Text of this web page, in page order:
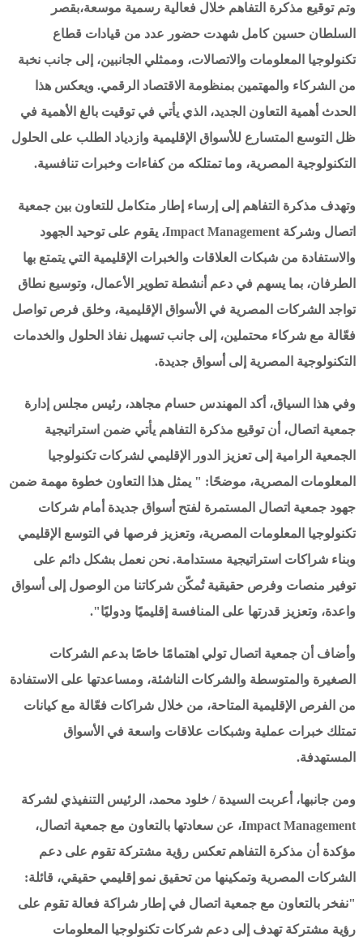
وتم توقيع مذكرة التفاهم خلال فعالية رسمية موسعة،بقصر
السلطان حسين كامل شهدت حضور عدد من قيادات قطاع
تكنولوجيا المعلومات والاتصالات، وممثلي الجانبين، إلى جانب نخبة
من الشركاء والمهتمين بمنظومة الاقتصاد الرقمي. ويعكس هذا
الحدث أهمية التعاون الجديد، الذي يأتي في توقيت بالغ الأهمية في
ظل التوسع المتسارع للأسواق الإقليمية وازدياد الطلب على الحلول
التكنولوجية المصرية، وما تمتلكه من كفاءات وخبرات تنافسية.
وتهدف مذكرة التفاهم إلى إرساء إطار متكامل للتعاون بين جمعية
اتصال وشركة Impact Management، يقوم على توحيد الجهود
والاستفادة من شبكات العلاقات والخبرات الإقليمية التي يتمتع بها
الطرفان، بما يسهم في دعم أنشطة تطوير الأعمال، وتوسيع نطاق
تواجد الشركات المصرية في الأسواق الإقليمية، وخلق فرص تواصل
فعّالة مع شركاء محتملين، إلى جانب تسهيل نفاذ الحلول والخدمات
التكنولوجية المصرية إلى أسواق جديدة.
وفي هذا السياق، أكد المهندس حسام مجاهد، رئيس مجلس إدارة
جمعية اتصال، أن توقيع مذكرة التفاهم يأتي ضمن استراتيجية
الجمعية الرامية إلى تعزيز الدور الإقليمي لشركات تكنولوجيا
المعلومات المصرية، موضحًا: " يمثل هذا التعاون خطوة مهمة ضمن
جهود جمعية اتصال المستمرة لفتح أسواق جديدة أمام شركات
تكنولوجيا المعلومات المصرية، وتعزيز فرصها في التوسع الإقليمي
وبناء شراكات استراتيجية مستدامة. نحن نعمل بشكل دائم على
توفير منصات وفرص حقيقية تُمكّن شركاتنا من الوصول إلى أسواق
واعدة، وتعزيز قدرتها على المنافسة إقليميًا ودوليًا".
وأضاف أن جمعية اتصال تولي اهتمامًا خاصًا بدعم الشركات
الصغيرة والمتوسطة والشركات الناشئة، ومساعدتها على الاستفادة
من الفرص الإقليمية المتاحة، من خلال شراكات فعّالة مع كيانات
تمتلك خبرات عملية وشبكات علاقات واسعة في الأسواق
المستهدفة.
ومن جانبها، أعربت السيدة / خلود محمد، الرئيس التنفيذي لشركة
Impact Management، عن سعادتها بالتعاون مع جمعية اتصال،
مؤكدة أن مذكرة التفاهم تعكس رؤية مشتركة تقوم على دعم
الشركات المصرية وتمكينها من تحقيق نمو إقليمي حقيقي، قائلة:
"نفخر بالتعاون مع جمعية اتصال في إطار شراكة فعالة تقوم على
رؤية مشتركة تهدف إلى دعم شركات تكنولوجيا المعلومات